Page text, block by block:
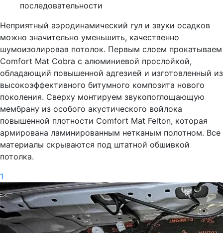
последовательности
Неприятный аэродинамический гул и звуки осадков
можно значительно уменьшить, качественно
шумоизолировав потолок. Первым слоем прокатываем
Comfort Mat Cobra с алюминиевой прослойкой,
обладающий повышенной адгезией и изготовленный из
высокоэффективного битумного композита нового
поколения. Сверху монтируем звукопоглощающую
мембрану из особого акустического войлока
повышенной плотности Comfort Mat Felton, которая
армирована ламинированным нетканым полотном. Все
материалы скрываются под штатной обшивкой
потолка.
1